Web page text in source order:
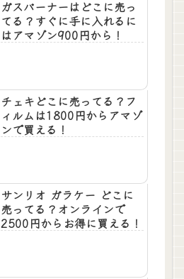
ガスバーナーはどこに売っ
てる？すぐに手に入れるに
はアマゾン900円から！
チェキどこに売ってる？フ
ィルムは1800円からアマゾ
ンで買える！
サンリオ ガラケー どこに
売ってる？オンラインで
2500円からお得に買える！